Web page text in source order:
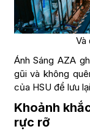
Và
Ánh Sáng AZA
gũi và không
của HSU để lưu
Khoảnh
rực rỡ